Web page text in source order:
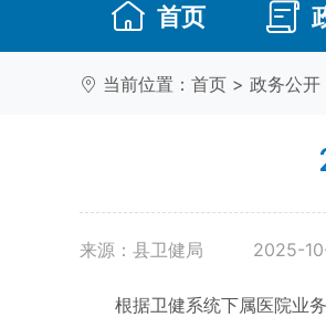
首页
当前位置： 首页 > 政务公开
来源：县卫健局 2025-
根据卫健系统下属医院业务